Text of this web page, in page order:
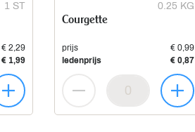
1 ST
€ 2,29
€ 1,99
0.25 KG
Courgette
prijs
€ 0,99
ledenprijs
€ 0,87